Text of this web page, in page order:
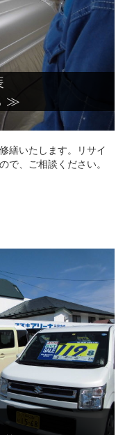
≫
繕いたします。リサイ
で、ご相談ください。